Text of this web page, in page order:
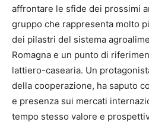
affrontare le sfide dei prossimi
gruppo che rappresenta molto
dei pilastri del sistema
Romagna e un punto di
lattiero-casearia. Un
della cooperazione, ha saputo
e presenza sui mercati
tempo stesso valore e